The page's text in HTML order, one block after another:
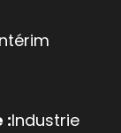
:Industrie